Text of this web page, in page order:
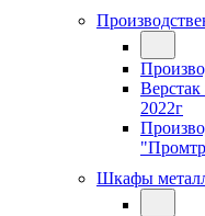
2022г
Шкафы